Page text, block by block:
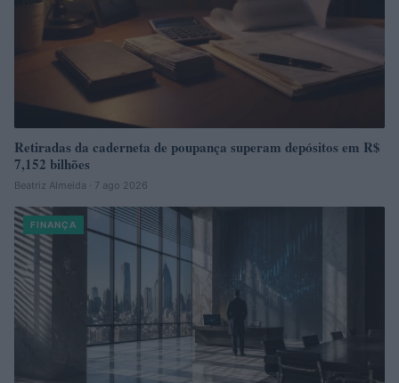
Retiradas da caderneta de poupança superam depósitos em R$
7,152 bilhões
Beatriz Almeida · 7 ago 2026
FINANÇA